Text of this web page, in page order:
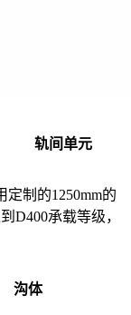
轨间单元
定制的1250mm的
D400承载等级，
沟体